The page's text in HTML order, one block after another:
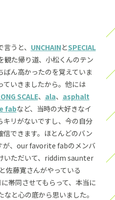
言うと、 UNCHAIN とSPECIAL
観た帰り道、小松くんのテン
ん高かったのを覚えていま
ていきましたから。他には
SCALE、 ala、 asphalt
fabなど、当時の大好きなイ
キリがないですし、今の自分
できます。ほとんどのバン
が、our favorite fabのメンバ
いただいて、riddim saunter
佐藤寛さんがやっている
帯同させてもらって、本当に
と心の底から思いました。